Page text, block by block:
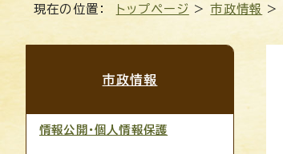
現在の位置： トップページ >市政情報 >
市政情報
情報公開・個人情報保護